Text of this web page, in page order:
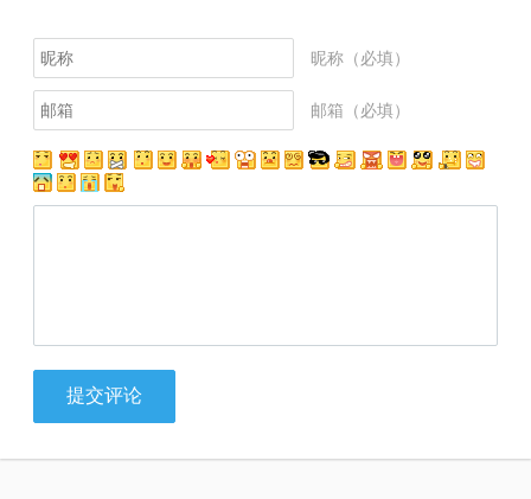
昵称（必填）
邮箱（必填）